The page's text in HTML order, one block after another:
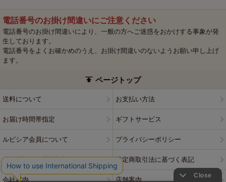
電話番号のお掛け間違いにご注意ください
電話番号のお掛け間違いにより、一般の方へご迷惑をおかけする事象が発
生しております。
電話番号をよくお確かめのうえ、お掛け間違いのないようお願い申し上げ
ます。
ページトップ
送料について お支払い方法
お届け時間帯指定 ギフトサービス
ルピシア会員について プライバシーポリシー
ウェブサイト利用規約 特定商取引法に基づく表記
会社案内 店舗案内